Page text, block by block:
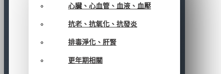
心臟、心血管、血液、血壓
抗老、抗氧化、抗發炎
排毒淨化、肝腎
更年期相關